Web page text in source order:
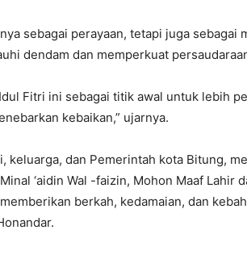
sebagai perayaan, tetapi juga sebagai
dendam dan memperkuat
Fitri ini sebagai titik awal untuk lebih
kebaikan,” ujarnya.
keluarga, dan Pemerintah kota Bitung,
‘aidin Wal -faizin, Mohon Maaf Lahir
berkah, kedamaian, dan